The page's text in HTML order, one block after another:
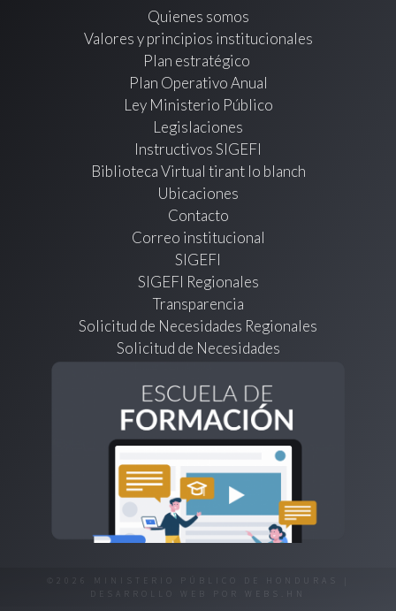
Quienes somos
Valores y principios institucionales
Plan estratégico
Plan Operativo Anual
Ley Ministerio Público
Legislaciones
Instructivos SIGEFI
Biblioteca Virtual tirant lo blanch
Ubicaciones
Contacto
Correo institucional
SIGEFI
SIGEFI Regionales
Transparencia
Solicitud de Necesidades Regionales
Solicitud de Necesidades
©2026 MINISTERIO PÚBLICO DE HONDURAS |
DESARROLLO WEB POR
WEBS.HN